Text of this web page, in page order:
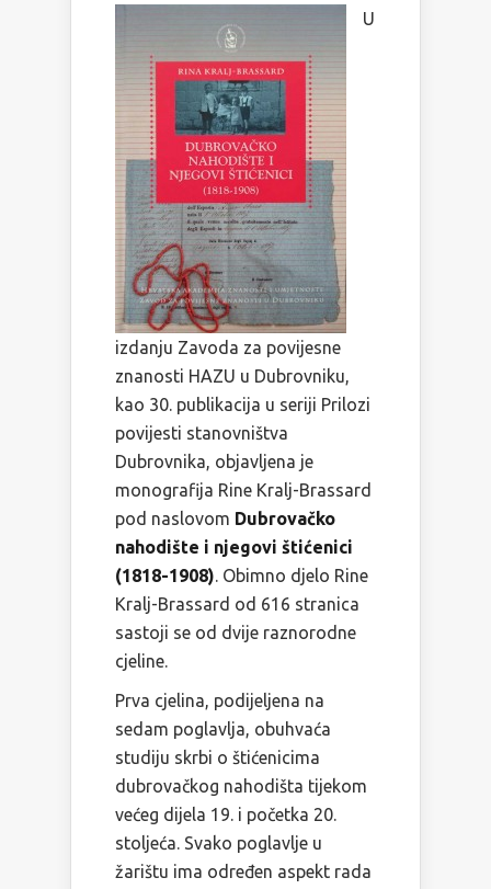
U
izdanju Zavoda za povijesne
znanosti HAZU u Dubrovniku,
kao 30. publikacija u seriji Prilozi
povijesti stanovništva
Dubrovnika, objavljena je
monografija Rine Kralj-Brassard
pod naslovom Dubrovačko
nahodište i njegovi štićenici
(1818-1908). Obimno djelo Rine
Kralj-Brassard od 616 stranica
sastoji se od dvije raznorodne
cjeline.
Prva cjelina, podijeljena na
sedam poglavlja, obuhvaća
studiju skrbi o štićenicima
dubrovačkog nahodišta tijekom
većeg dijela 19. i početka 20.
stoljeća. Svako poglavlje u
žarištu ima određen aspekt rada